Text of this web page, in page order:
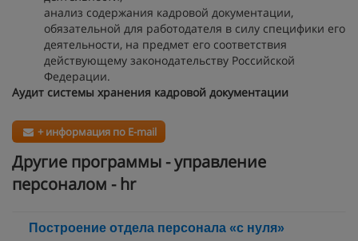
анализ содержания кадровой документации,
обязательной для работодателя в силу специфики его
деятельности, на предмет его соответствия
действующему законодательству Российской
Федерации.
Аудит системы хранения кадровой документации
+ информация по E-mail
Другие программы - управление
персоналом - hr
Построение отдела персонала «с нуля»